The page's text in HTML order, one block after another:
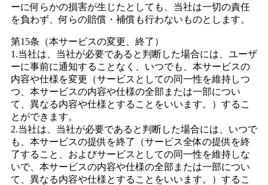
ーに何らかの損害が生じたとしても、当社は一切の責任
を負わず、何らの賠償・補償も行わないものとします。
第15条（本サービスの変更、終了）
1.当社は、当社が必要であると判断した場合には、ユーザ
ーに事前に通知することなく、いつでも、本サービスの
内容や仕様を変更（サービスとしての同一性を維持しつ
つ、本サービスの内容や仕様の全部または一部につい
て、異なる内容や仕様とすることをいいます。）するこ
とができます。
2.当社は、当社が必要であると判断した場合には、いつで
も、本サービスの提供を終了（サービス全体の提供を終
了すること、およびサービスとしての同一性を維持しな
いで、本サービスの内容や仕様の全部または一部につい
て、異なる内容や仕様とすることをいいます。）するこ